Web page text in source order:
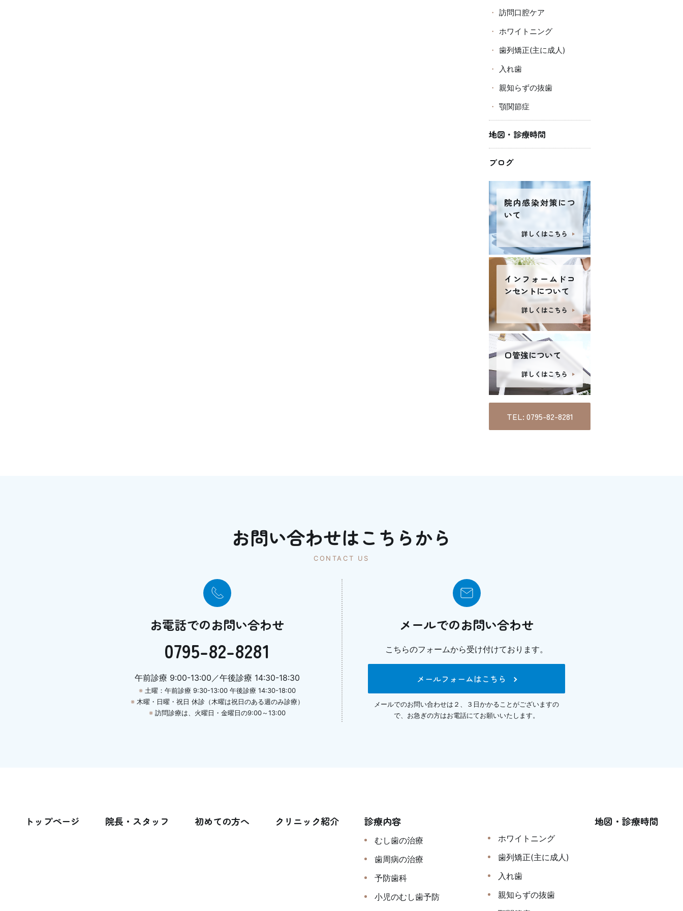
初めての方へ クリニック紹介
訪問口腔ケア
ホワイトニング
歯列矯正(主に成人)
入れ歯
親知らずの抜歯
顎関節症
地図・診療時間
ブログ
院内感染対策につ
いて
詳しくはこちら
インフォームドコ
ンセントについて
詳しくはこちら
口管強について
詳しくはこちら
TEL: 0795-82-8281
お問い合わせはこちらから
CONTACT US
お電話でのお問い合わせ
0795-82-8281
午前診療 9:00-13:00／午後診療 14:30-18:30
※土曜：午前診療 9:30-13:00 午後診療 14:30-18:00
※木曜・日曜・祝日 休診（木曜は祝日のある週のみ診療）
※訪問診療は、火曜日・金曜日の9:00～13:00
メールでのお問い合わせ
こちらのフォームから受け付けております。
メールフォームはこちら
メールでのお問い合わせは ２、３日かかることがございますの
で、 お急ぎの方はお電話にてお願いいたします。
トップページ 院長・スタッフ 初めての方へ クリニック紹介 診療内容
むし歯の治療
歯周病の治療
予防歯科
小児のむし歯予防
ホワイトニング
歯列矯正(主に成人)
入れ歯
親知らずの抜歯
地図・診療時間